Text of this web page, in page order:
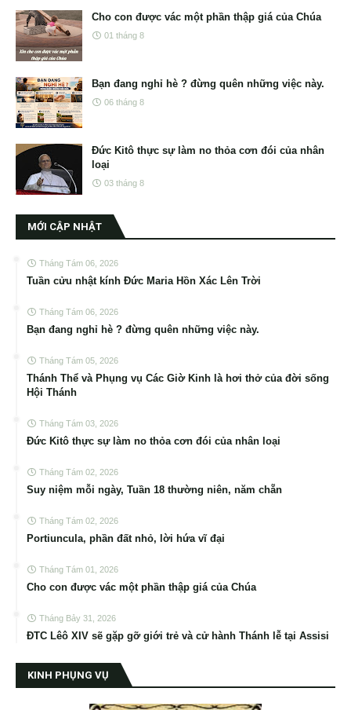
Cho con được vác một phần thập giá của Chúa
01 tháng 8
Bạn đang nghỉ hè ? đừng quên những việc này.
06 tháng 8
Đức Kitô thực sự làm no thỏa cơn đói của nhân
loại
03 tháng 8
MỚI CẬP NHẬT
Tháng Tám 06, 2026
Tuần cửu nhật kính Đức Maria Hồn Xác Lên Trời
Tháng Tám 06, 2026
Bạn đang nghỉ hè ? đừng quên những việc này.
Tháng Tám 05, 2026
Thánh Thể và Phụng vụ Các Giờ Kinh là hơi thở của đời sống
Hội Thánh
Tháng Tám 03, 2026
Đức Kitô thực sự làm no thỏa cơn đói của nhân loại
Tháng Tám 02, 2026
Suy niệm mỗi ngày, Tuần 18 thường niên, năm chẵn
Tháng Tám 02, 2026
Portiuncula, phần đất nhỏ, lời hứa vĩ đại
Tháng Tám 01, 2026
Cho con được vác một phần thập giá của Chúa
Tháng Bảy 31, 2026
ĐTC Lêô XIV sẽ gặp gỡ giới trẻ và cử hành Thánh lễ tại Assisi
KINH PHỤNG VỤ